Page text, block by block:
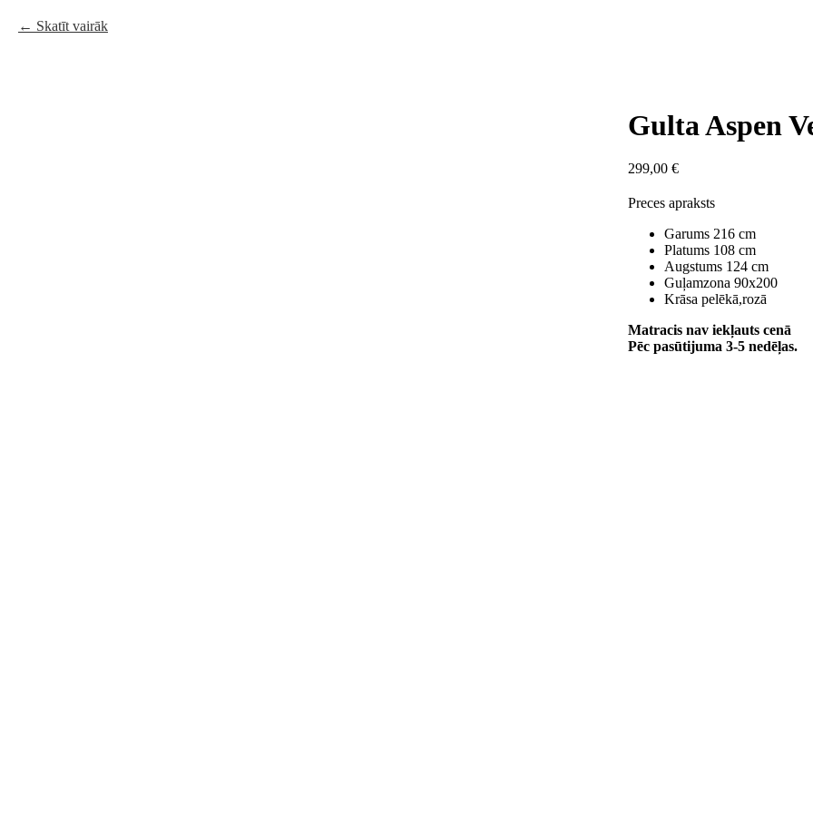
Skatīt vairāk
Gulta Aspen
299,00 €
Preces apraksts
Garums 216 cm
Platums 108 cm
Augstums 124 cm
Guļamzona 90x200
Krāsa pelēkā,rozā
Matracis nav iekļauts cenā
Pēc pasūtijuma 3-5 nedēļas.